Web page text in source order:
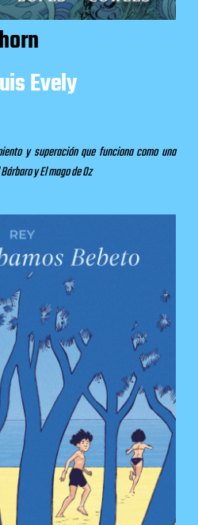
Evely
y superación que funciona como una
y El mago de Oz